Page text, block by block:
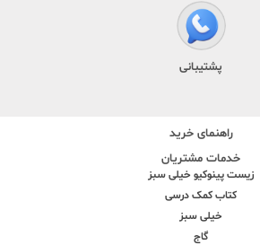
پشتیبانی
راهنمای خرید
خدمات مشتریان
زیست پینوکیو خیلی سبز
کتاب کمک درسی
خیلی سبز
گاج